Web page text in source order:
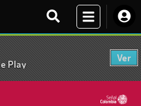
Play
Ver